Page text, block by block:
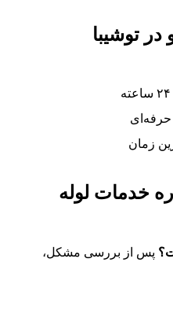
در توشیبا
حرفه‌ای
زمان
خدمات لوله
پس از بررسی مشکل،